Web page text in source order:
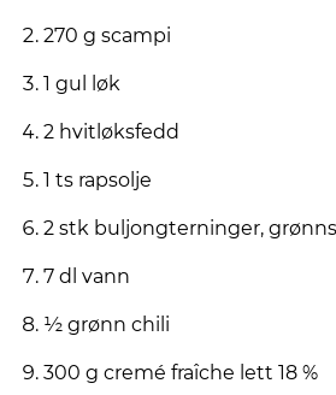
270 g scampi
1 gul løk
2 hvitløksfedd
1 ts rapsolje
2 stk buljongterninger,
7 dl vann
½ grønn chili
300 g cremé fraîche lett 18 %